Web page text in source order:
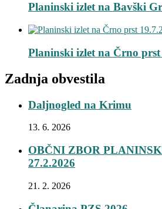
Planinski izlet na Bavški
Planinski izlet na Črno prst
Zadnja obvestila
Daljnogled na Krimu
13. 6. 2026
OBČNI ZBOR
27.2.2026
21. 2. 2026